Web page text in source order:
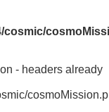
cosmic/
- headers already